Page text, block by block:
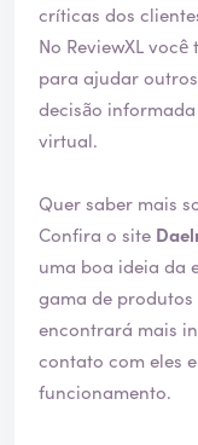
críticas dos
No ReviewXL
para ajudar
decisão
virtual.
Quer saber mais
Confira o site
uma boa ideia da
gama de produtos disponíveis.
encontrará mais
contato com eles
funcionamento.